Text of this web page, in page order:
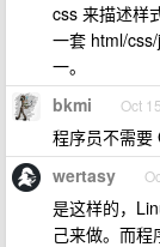
css 来描述样
一套 html/
一。
bkmi Oct
程序员不需要
wertasy
是这样的，
己来做。而